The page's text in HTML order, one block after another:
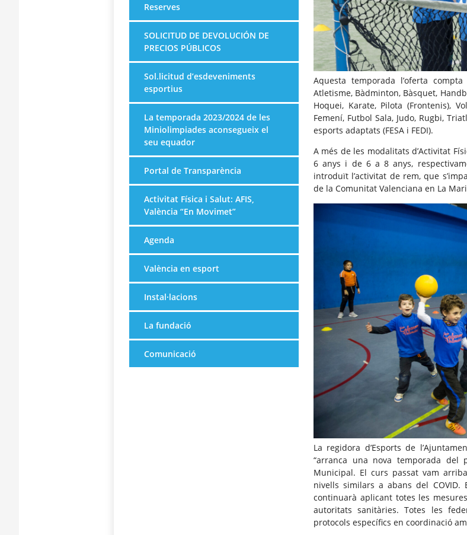
Aquesta temporada l’oferta
Atletisme, Bàdminton, Bàsquet,
Hoquei, Karate, Pilota (Frontenis),
Femení, Futbol Sala, Judo, Rugbi,
esports adaptats (FESA i FEDI).
A més de les modalitats d’Activitat
6 anys i de 6 a 8 anys,
introduït l’activitat de rem, que
de la Comunitat Valenciana en La
La regidora d’Esports de
“arranca una nova temporada del
Municipal. El curs passat vam
nivells similars a abans del COVID.
continuarà aplicant totes les
autoritats sanitàries. Totes les
protocols específics en coordinació
Reserves
SOLICITUD DE DEVOLUCIÓN DE
PRECIOS PÚBLICOS
Sol.licitud d’esdeveniments
esportius
La temporada 2023/2024 de les
Miniolimpiades aconsegueix el
seu equador
Portal de Transparència
Activitat Física i Salut: AFIS,
València “En Movimet”
Agenda
València en esport
Instal·lacions
La fundació
Comunicació